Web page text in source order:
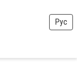
Рус